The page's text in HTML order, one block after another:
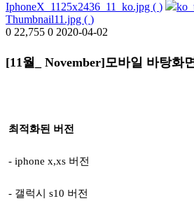
IphoneX_1125x2436_11_ko.jpg ( )
Thumbnail11.jpg ( )
0 22,755 0 2020-04-02
[11월_ November]모바일 바탕화
최적화된 버전
- iphone x,xs 버전
- 갤럭시 s10 버전